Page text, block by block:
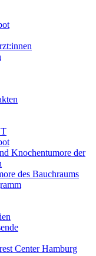
Knochentumore der
des Bauchraums
Center Hamburg